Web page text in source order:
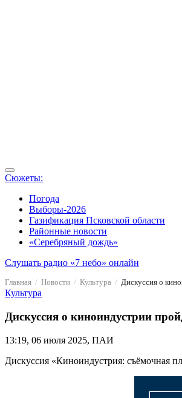
Сюжеты:
Погода
Выборы-2026
Газификация Псковской области
Районные новости
«Серебряный дождь»
Слушать радио «7 небо» онлайн
Главная Новости Культура Дискуссия о
Культура
Дискуссия о киноиндустрии
13:19, 06 июля 2025, ПАИ
Дискуссия «Киноиндустрия: съёмочная